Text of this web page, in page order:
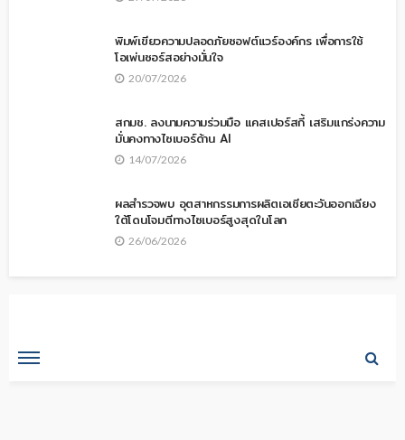
พิมพ์เขียวความปลอดภัยซอฟต์แวร์องค์กร เพื่อการใช้
โอเพ่นซอร์สอย่างมั่นใจ
20/07/2026
สกมช. ลงนามความร่วมมือ แคสเปอร์สกี้ เสริมแกร่งความ
มั่นคงทางไซเบอร์ด้าน AI
14/07/2026
ผลสำรวจพบ อุตสาหกรรมการผลิตเอเชียตะวันออกเฉียง
ใต้โดนโจมตีทางไซเบอร์สูงสุดในโลก
26/06/2026